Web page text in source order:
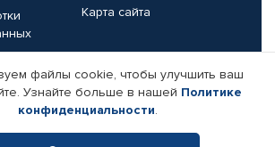
Карта сайта
Реквизиты компании
файлы cookie, чтобы улучшить ваш
Узнайте больше в нашей Политике
конфиденциальности.